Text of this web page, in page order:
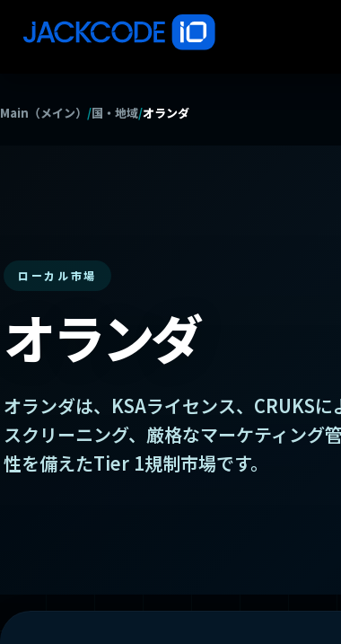
Main（メイン） /国・地域/オランダ
ローカル市場
オランダ
オランダは、KSAライセンス、CRUKS
スクリーニング、厳格なマーケティング
性を備えたTier 1規制市場です。